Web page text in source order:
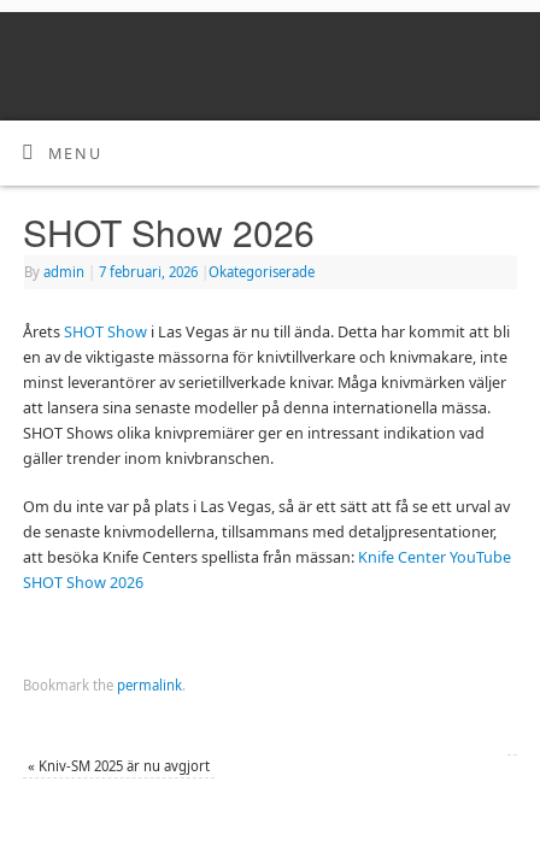
MENU
SHOT Show 2026
By admin 7 februari, 2026 Okategoriserade
ÅretsSHOT Showi Las Vegas är nu till ända. Detta har kommit att bli
en av de viktigaste mässorna för knivtillverkare och knivmakare, inte
minst leverantörer av serietillverkade knivar. Måga knivmärken väljer
att lansera sina senaste modeller på denna internationella mässa.
SHOT Shows olika knivpremiärer ger en intressant indikation vad
gäller trender inom knivbranschen.
Om du inte var på plats i Las Vegas, så är ett sätt att få se ett urval av
de senaste knivmodellerna, tillsammans med detaljpresentationer,
att besöka Knife Centers spellista från mässan: Knife Center YouTube
SHOT Show 2026
Bookmark the permalink.
« Kniv-SM 2025 är nu avgjort